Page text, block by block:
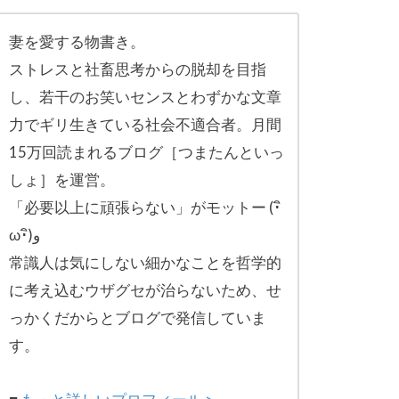
妻を愛する物書き。
ストレスと社畜思考からの脱却を目指
し、 若干のお笑いセンスとわずかな文章
力でギリ生きている社会不適合者。月間
15万回読まれるブログ［つまたんといっ
しょ］を運営。
「必要以上に頑張らない」がモットー (･ิ
ω･ิ)و
常識人は気にしない細かなことを哲学的
に考え込むウザグセが治らないため、せ
っかくだからとブログで発信していま
す。